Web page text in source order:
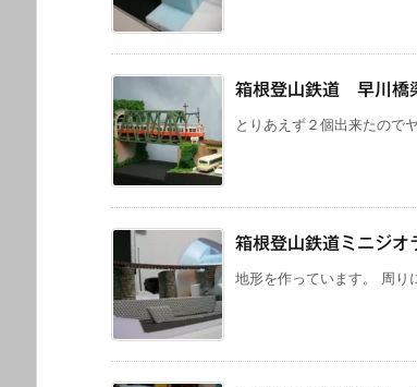
箱根登山鉄道 早川橋
とりあえず２個出来たので
箱根登山鉄道ミニジオ
地形を作っています。 周り